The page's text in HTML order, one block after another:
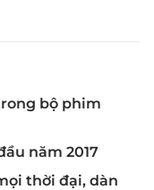
bộ phim
năm 2017
thời đại, dàn